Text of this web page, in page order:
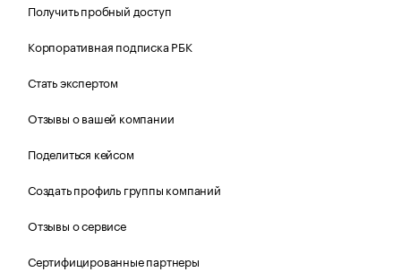
Получить пробный доступ
Корпоративная подписка РБК
Стать экспертом
Отзывы о вашей компании
Поделиться кейсом
Создать профиль группы компаний
Отзывы о сервисе
Сертифицированные партнеры